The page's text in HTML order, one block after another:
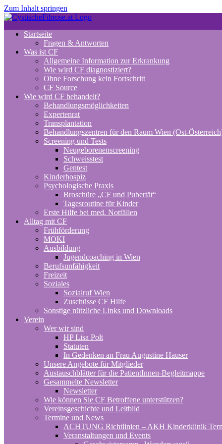
Zum Inhalt springen
Startseite
Fragen & Antworten
Was ist CF
Allgemeine Information zur Erkrankung
Wie wird CF diagnostiziert?
Ohne Forschung kein Fortschritt
CF Source
Wie wird CF behandelt?
Behandlungsmöglichkeiten
Expertenrat
Transplantation
Behandlungszentren für den Raum Wien (Ost-
Screening und Tests
Neugeborenenscreening
Schweisstest
Gentest
Kinderhospiz
Psychologische Praxis
Broschüre „CF und Pubertät“
Tagesroutine für Kinder
Erste Hilfe bei med. Notfällen
Alltag mit CF
Frühförderung
MOKI
Ausbildung
Jugendcoaching in Wien
Berufsunfähigkeit
Freizeit
Soziales
Sozialruf Wien
Zuschüsse CF Hilfe
Sonstige nützliche Links und Downloads
Verein
Wer wir sind
HP Lisa Polt
Statuten
In Gedenken an Frau Augustine Hauser
Unsere Angebote für Mitglieder
Austauschblätter für die PatientInnen-Begleitmappe
Gesammelte Newsletter
Newsletter
Wie können Sie CF Betroffene unterstützen?
Vereinsgeschichte und Leitbild
Termine und News
ACHTUNG Richtlinien – AKH Kinderklinik
Veranstaltungen und Events